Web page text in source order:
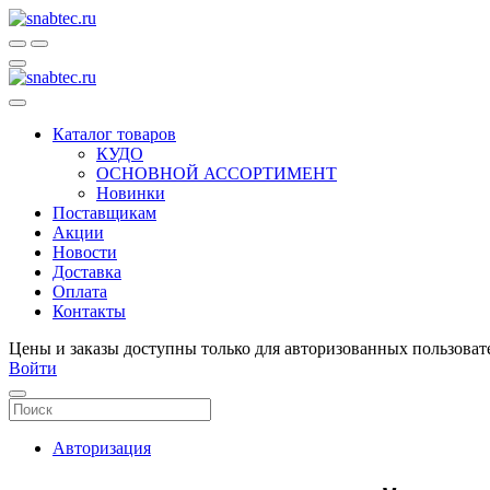
Каталог товаров
КУДО
ОСНОВНОЙ АССОРТИМЕНТ
Новинки
Поставщикам
Акции
Новости
Доставка
Оплата
Контакты
Цены и заказы доступны только для авторизованных
Войти
Авторизация